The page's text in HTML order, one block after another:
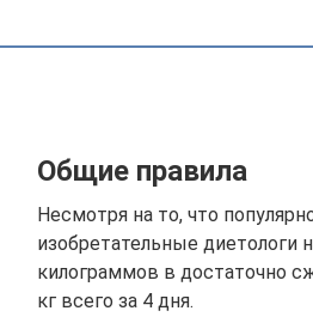
Общие правила
Несмотря на то, что
изобретательные
килограммов в достаточно
кг всего за 4 дня.